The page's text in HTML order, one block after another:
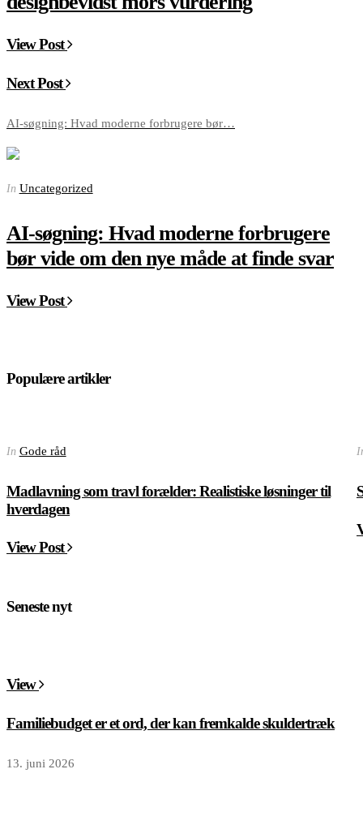
View Post
Next Post
AI-søgning: Hvad moderne forbrugere bør…
In Uncategorized
AI-søgning: Hvad moderne forbrugere
bør vide om den nye måde at finde svar
View Post
Populære artikler
In Gode råd
Madlavning som travl forælder: Realistiske løsninger til
hverdagen
View Post
Seneste nyt
View
Familiebudget er et ord, der kan fremkalde skuldertræk
13. juni 2026